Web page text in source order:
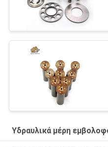
Υδραυλικά μέρη